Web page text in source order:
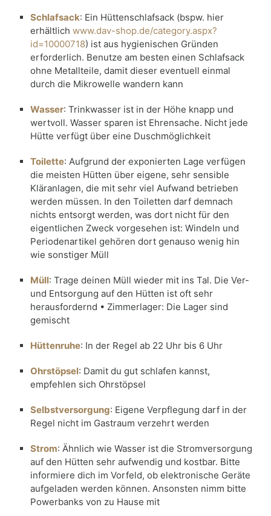
Schlafsack: Ein Hüttenschlafsack (bspw. hier
erhältlich www.dav-shop.de/category.aspx?
id=10000718) ist aus hygienischen Gründen
erforderlich. Benutze am besten einen Schlafsack
ohne Metallteile, damit dieser eventuell einmal
durch die Mikrowelle wandern kann
Wasser: Trinkwasser ist in der Höhe knapp und
wertvoll. Wasser sparen ist Ehrensache. Nicht jede
Hütte verfügt über eine Duschmöglichkeit
Toilette: Aufgrund der exponierten Lage verfügen
die meisten Hütten über eigene, sehr sensible
Kläranlagen, die mit sehr viel Aufwand betrieben
werden müssen. In den Toiletten darf demnach
nichts entsorgt werden, was dort nicht für den
eigentlichen Zweck vorgesehen ist: Windeln und
Periodenartikel gehören dort genauso wenig hin
wie sonstiger Müll
Müll: Trage deinen Müll wieder mit ins Tal. Die Ver-
und Entsorgung auf den Hütten ist oft sehr
herausfordernd • Zimmerlager: Die Lager sind
gemischt
Hüttenruhe: In der Regel ab 22 Uhr bis 6 Uhr
Ohrstöpsel: Damit du gut schlafen kannst,
empfehlen sich Ohrstöpsel
Selbstversorgung: Eigene Verpflegung darf in der
Regel nicht im Gastraum verzehrt werden
Strom: Ähnlich wie Wasser ist die Stromversorgung
auf den Hütten sehr aufwendig und kostbar. Bitte
informiere dich im Vorfeld, ob elektronische Geräte
aufgeladen werden können. Ansonsten nimm bitte
Powerbanks von zu Hause mit